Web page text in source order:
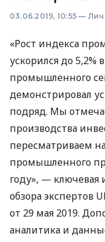
03.06.2019, 10:55 —
«Рост индекса
ускорился до 5,2%
промышленного
демонстрировал
подряд. Мы
производства
пересматриваем
промышленного
году», — ключевая
обзора экспертов
от 29 мая 2019.
аналитика и